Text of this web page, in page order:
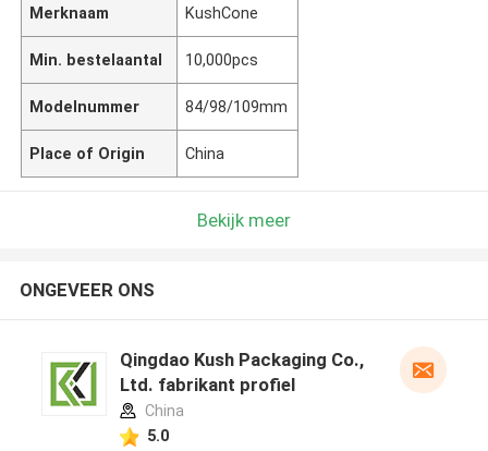
Merknaam KushCone
Min. bestelaantal 10,000pcs
Modelnummer 84/98/109mm
Place of Origin China
Bekijk meer
ONGEVEER ONS
Qingdao Kush Packaging Co.,
Ltd. fabrikant profiel
China
5.0